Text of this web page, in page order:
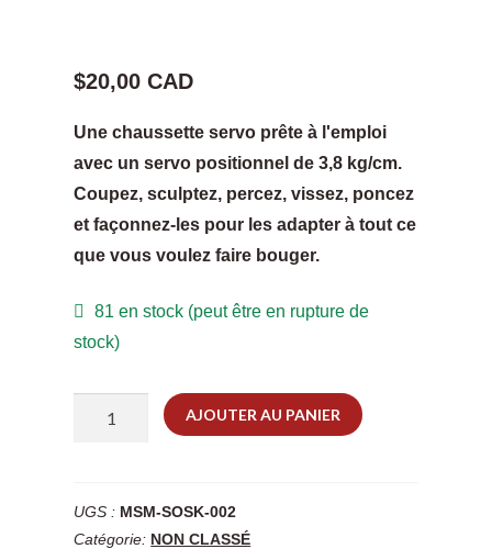
$20,00 CAD
Une chaussette servo prête à l'emploi
avec un servo positionnel de 3,8 kg/cm.
Coupez, sculptez, percez, vissez, poncez
et façonnez-les pour les adapter à tout ce
que vous voulez faire bouger.
81 en stock (peut être en rupture de
stock)
-
AJOUTER AU PANIER
UGS : MSM-SOSK-002
Catégorie: NON CLASSÉ